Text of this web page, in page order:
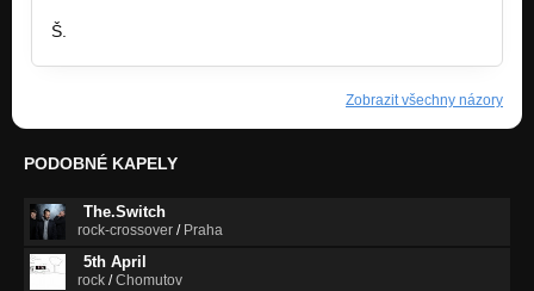
Š.
Zobrazit všechny názory
PODOBNÉ KAPELY
The.Switch
rock-crossover / Praha
5th April
rock /Chomutov